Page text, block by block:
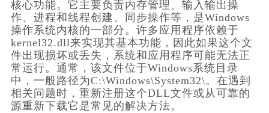
核心功能。它主要负责内存管理、输入输出操
作、进程和线程创建、同步操作等，是Windows
操作系统内核的一部分。许多应用程序依赖于
kernel32.dll来实现其基本功能，因此如果这个文
件出现损坏或丢失，系统和应用程序可能无法正
常运行。通常，该文件位于Windows系统目录
中，一般路径为C:\Windows\System32\。在遇到
相关问题时，重新注册这个DLL文件或从可靠的
源重新下载它是常见的解决方法。